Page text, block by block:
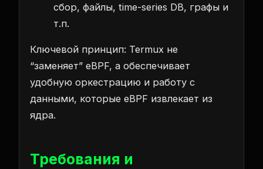
сбор, файлы, time-series DB, графы и
т.п.
Ключевой принцип: Termux не
“заменяет” eBPF, а обеспечивает
удобную оркестрацию и работу с
данными, которые eBPF извлекает из
ядра.
Требования и